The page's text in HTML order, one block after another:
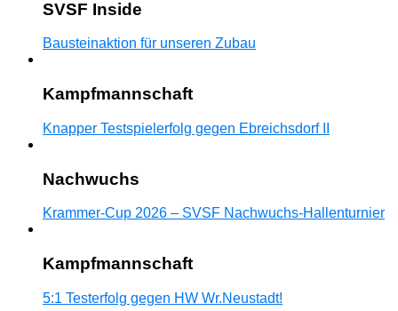
SVSF Inside
Bausteinaktion für unseren Zubau
Kampfmannschaft
Knapper Testspielerfolg gegen Ebreichsdorf II
Nachwuchs
Krammer-Cup 2026 – SVSF Nachwuchs-Hallenturnier
Kampfmannschaft
5:1 Testerfolg gegen HW Wr.Neustadt!